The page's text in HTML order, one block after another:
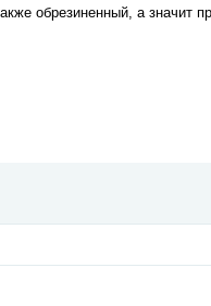
обрезиненный, а значит